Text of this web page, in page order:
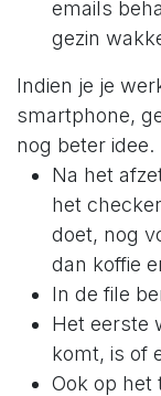
emails
gezin
Indien je je
smartphone,
nog beter idee.
Na het
het
doet, nog
dan koffie
In de file
Het eerste
komt, is of
Ook op het